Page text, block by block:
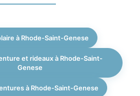
et stores extérieurs pour une
store enrouleur est fabriqué sur-
notre propre équipe, avec le
précision et de l’élégance qui
depuis 2007. Nous
vos stores enrouleurs
à Rhode-Saint-Genese
et rideaux à Rhode-Saint-
Genese
à Rhode-Saint-Genese